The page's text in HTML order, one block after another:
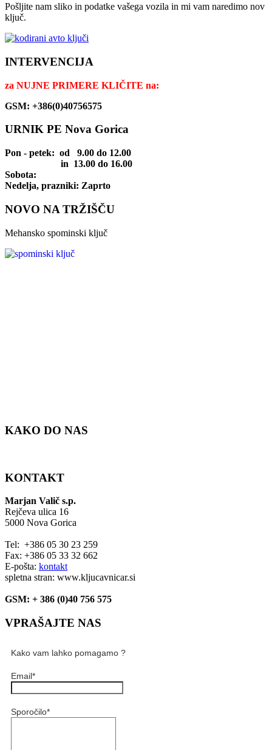
Pošljite nam sliko in podatke vašega vozila in mi vam naredimo nov
ključ.
INTERVENCIJA
za NUJNE PRIMERE KLIČITE na:
GSM: +386(0)40756575
URNIK PE Nova Gorica
Pon - petek: od 9.00 do 12.00
in 13.00 do 16.00
Sobota:
Nedelja, prazniki: Zaprto
NOVO NA TRŽIŠČU
Mehansko spominski ključ
KAKO DO NAS
KONTAKT
Marjan Valič s.p.
Rejčeva ulica 16
5000 Nova Gorica
Tel: +386 05 30 23 259
Fax: +386 05 33 32 662
E-pošta: kontakt
spletna stran: www.kljucavnicar.si
GSM: + 386 (0)40 756 575
VPRAŠAJTE NAS
Kako vam lahko pomagamo ?
Email*
Sporočilo*